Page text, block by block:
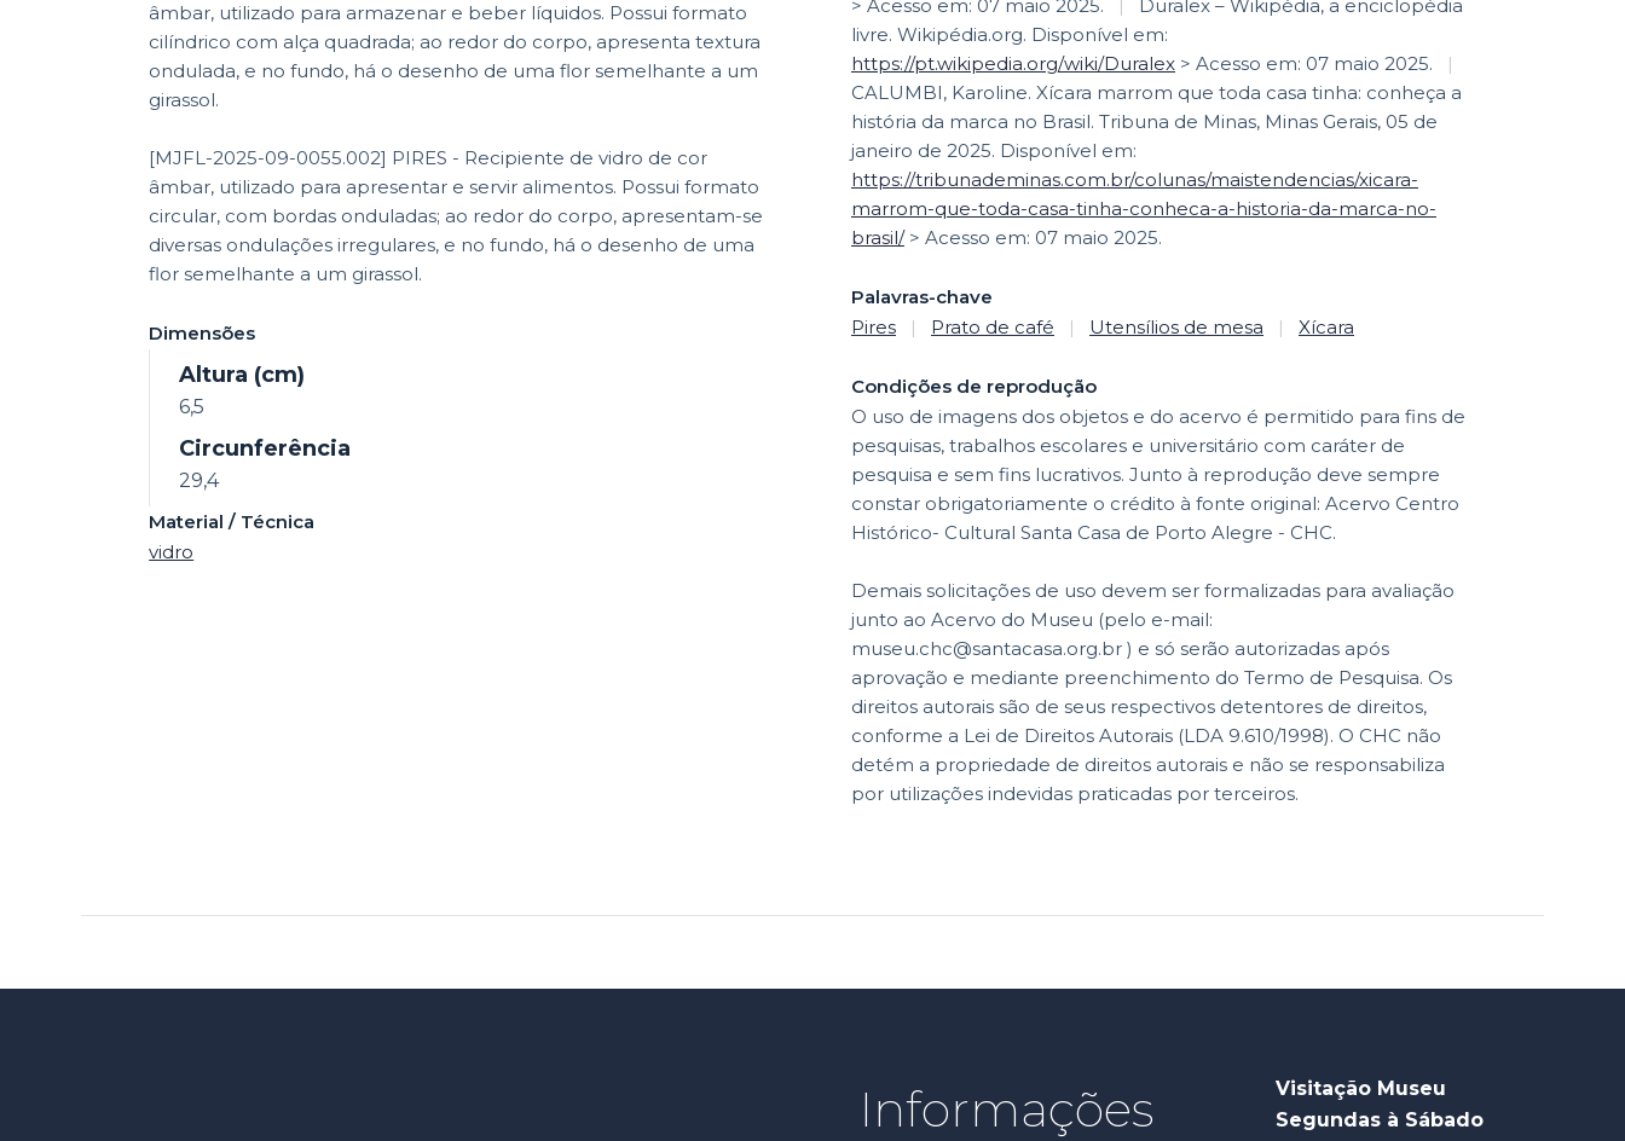
âmbar, utilizado para armazenar e beber líquidos. Possui formato
cilíndrico com alça quadrada; ao redor do corpo, apresenta textura
ondulada, e no fundo, há o desenho de uma flor semelhante a um
girassol.
[MJFL-2025-09-0055.002] PIRES - Recipiente de vidro de cor
âmbar, utilizado para apresentar e servir alimentos. Possui formato
circular, com bordas onduladas; ao redor do corpo, apresentam-se
diversas ondulações irregulares, e no fundo, há o desenho de uma
flor semelhante a um girassol.
Dimensões
Altura (cm)
6,5
Circunferência
29,4
Material / Técnica
vidro
> Acesso em: 07 maio 2025.
|
Duralex – Wikipédia, a enciclopédia
livre. Wikipédia.org. Disponível em:
https://pt.wikipedia.org/wiki/Duralex > Acesso em: 07 maio 2025.
|
CALUMBI, Karoline. Xícara marrom que toda casa tinha: conheça a
história da marca no Brasil. Tribuna de Minas, Minas Gerais, 05 de
janeiro de 2025. Disponível em:
https://tribunademinas.com.br/colunas/maistendencias/xicara-
marrom-que-toda-casa-tinha-conheca-a-historia-da-marca-no-
brasil/> Acesso em: 07 maio 2025.
Palavras-chave
Pires
| Prato de café | Utensílios de mesa | Xícara
Condições de reprodução
O uso de imagens dos objetos e do acervo é permitido para fins de
pesquisas, trabalhos escolares e universitário com caráter de
pesquisa e sem fins lucrativos. Junto à reprodução deve sempre
constar obrigatoriamente o crédito à fonte original: Acervo Centro
Histórico- Cultural Santa Casa de Porto Alegre - CHC.
Demais solicitações de uso devem ser formalizadas para avaliação
junto ao Acervo do Museu (pelo e-mail:
museu.chc@santacasa.org.br ) e só serão autorizadas após
aprovação e mediante preenchimento do Termo de Pesquisa. Os
direitos autorais são de seus respectivos detentores de direitos,
conforme a Lei de Direitos Autorais (LDA 9.610/1998). O CHC não
detém a propriedade de direitos autorais e não se responsabiliza
por utilizações indevidas praticadas por terceiros.
Informações
Visitação Museu
Segundas à Sábado